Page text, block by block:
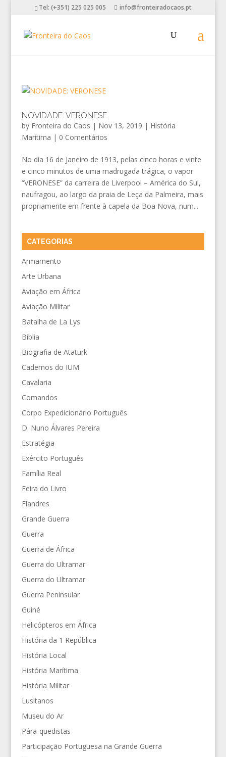
Tel: (+351) 225 025 005 info@fronteiradocaos.pt
NOVIDADE: VERONESE
by Fronteira do Caos | Nov 13, 2019 | História
Marítima | 0 Comentários
No dia 16 de Janeiro de 1913, pelas cinco horas e vinte
e cinco minutos de uma madrugada trágica, o vapor
“VERONESE” da carreira de Liverpool – América do Sul,
naufragou, ao largo da praia de Leça da Palmeira, mais
propriamente em frente à capela da Boa Nova, num...
CATEGORIAS
Armamento
Arte Urbana
Aviação em África
Aviação Militar
Batalha de La Lys
Biblia
Biografia de Ataturk
Cadernos do IUM
Cavalaria
Comandos
Corpo Expedicionário Português
D. Nuno Álvares Pereira
Estratégia
Exército Português
Família Real
Feira do Livro
Flandres
Grande Guerra
Guerra
Guerra de África
Guerra do Ultramar
Guerra do Ultramar
Guerra Peninsular
Guiné
Helicópteros em África
História da 1 República
História Local
História Marítima
História Militar
Lusitanos
Museu do Ar
Pára-quedistas
Participação Portuguesa na Grande Guerra